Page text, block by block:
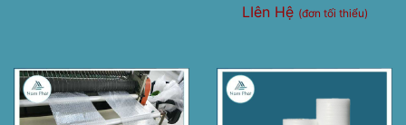
LIên Hệ (đơn tối thiểu)